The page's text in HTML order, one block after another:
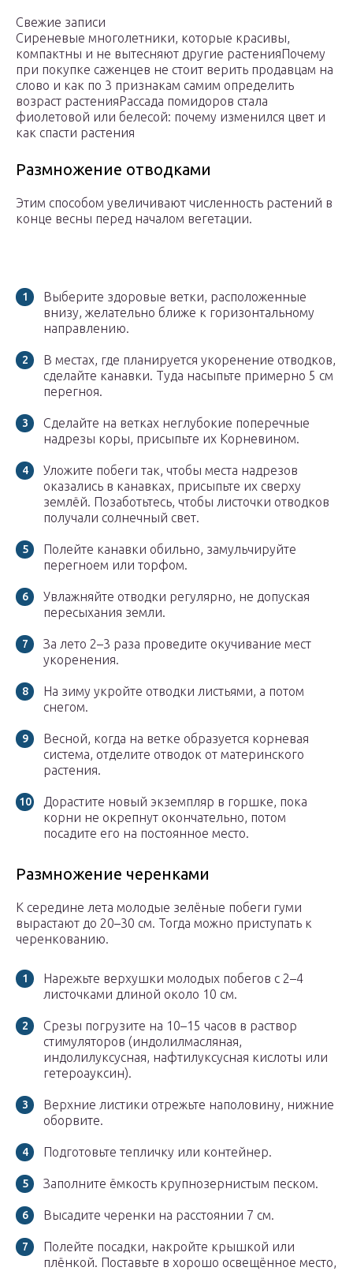
Свежие записи
Сиреневые многолетники, которые красивы,
компактны и не вытесняют другие растенияПочему
при покупке саженцев не стоит верить продавцам на
слово и как по 3 признакам самим определить
возраст растенияРассада помидоров стала
фиолетовой или белесой: почему изменился цвет и
как спасти растения
Размножение отводками
Этим способом увеличивают численность растений в
конце весны перед началом вегетации.
Выберите здоровые ветки, расположенные
внизу, желательно ближе к горизонтальному
направлению.
В местах, где планируется укоренение отводков,
сделайте канавки. Туда насыпьте примерно 5 см
перегноя.
Сделайте на ветках неглубокие поперечные
надрезы коры, присыпьте их Корневином.
Уложите побеги так, чтобы места надрезов
оказались в канавках, присыпьте их сверху
землёй. Позаботьтесь, чтобы листочки отводков
получали солнечный свет.
Полейте канавки обильно, замульчируйте
перегноем или торфом.
Увлажняйте отводки регулярно, не допуская
пересыхания земли.
За лето 2–3 раза проведите окучивание мест
укоренения.
На зиму укройте отводки листьями, а потом
снегом.
Весной, когда на ветке образуется корневая
система, отделите отводок от материнского
растения.
Дорастите новый экземпляр в горшке, пока
корни не окрепнут окончательно, потом
посадите его на постоянное место.
Размножение черенками
К середине лета молодые зелёные побеги гуми
вырастают до 20–30 см. Тогда можно приступать к
черенкованию.
Нарежьте верхушки молодых побегов с 2–4
листочками длиной около 10 см.
Срезы погрузите на 10–15 часов в раствор
стимуляторов (индолилмасляная,
индолилуксусная, нафтилуксусная кислоты или
гетероауксин).
Верхние листики отрежьте наполовину, нижние
оборвите.
Подготовьте тепличку или контейнер.
Заполните ёмкость крупнозернистым песком.
Высадите черенки на расстоянии 7 см.
Полейте посадки, накройте крышкой или
плёнкой. Поставьте в хорошо освещённое место,